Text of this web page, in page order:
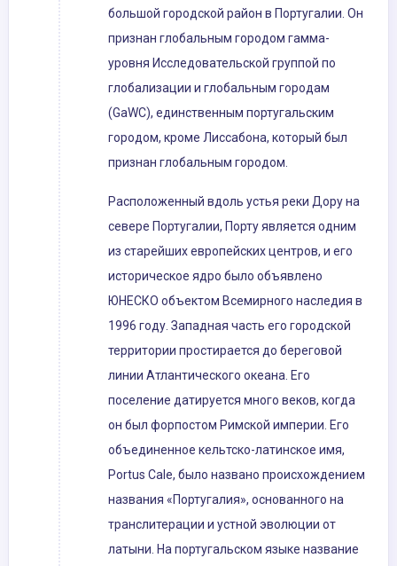
большой городской район в Португалии. Он
признан глобальным городом гамма-
уровня Исследовательской группой по
глобализации и глобальным городам
(GaWC), единственным португальским
городом, кроме Лиссабона, который был
признан глобальным городом.
Расположенный вдоль устья реки Дору на
севере Португалии, Порту является одним
из старейших европейских центров, и его
историческое ядро ​​было объявлено
ЮНЕСКО объектом Всемирного наследия в
1996 году. Западная часть его городской
территории простирается до береговой
линии Атлантического океана. Его
поселение датируется много веков, когда
он был форпостом Римской империи. Его
объединенное кельтско-латинское имя,
Portus Cale, было названо происхождением
названия «Португалия», основанного на
транслитерации и устной эволюции от
латыни. На португальском языке название